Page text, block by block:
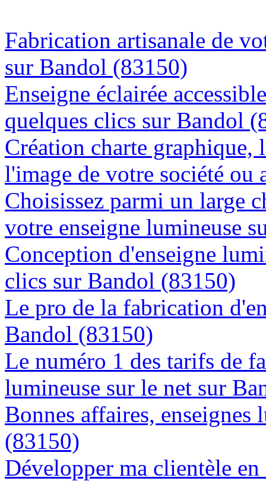
Fabrication artisanale de
sur Bandol (83150)
Enseigne éclairée
quelques clics sur Bandol
Création charte graphique,
l'image de votre société
Choisissez parmi un large
votre enseigne lumineuse
Conception d'enseigne
clics sur Bandol (83150)
Le pro de la fabrication
Bandol (83150)
Le numéro 1 des tarifs de
lumineuse sur le net sur
Bonnes affaires,
(83150)
Développer ma clientèle